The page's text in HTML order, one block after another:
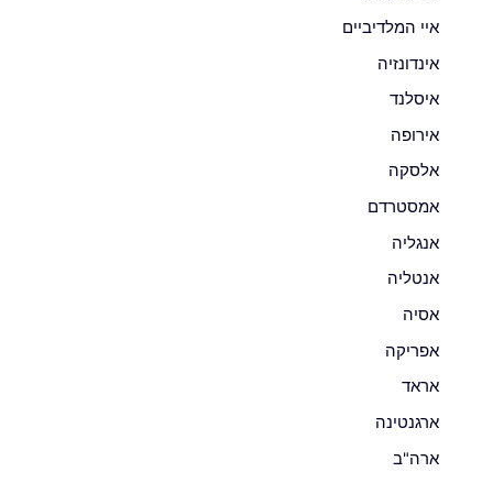
איי המלדיביים
אינדונזיה
איסלנד
אירופה
אלסקה
אמסטרדם
אנגליה
אנטליה
אסיה
אפריקה
אראד
ארגנטינה
ארה"ב